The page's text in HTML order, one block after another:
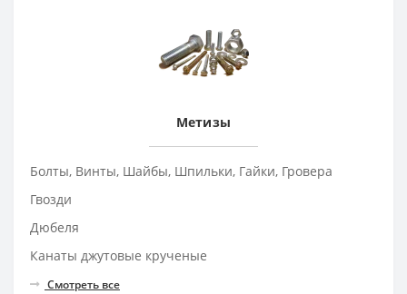
Метизы
Болты, Винты, Шайбы, Шпильки, Гайки, Гровера
Гвозди
Дюбеля
Канаты джутовые крученые
Смотреть все